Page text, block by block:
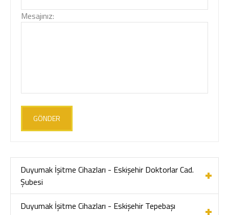
Mesajınız:
GÖNDER
Duyumak İşitme Cihazları - Eskişehir Doktorlar Cad.
Şubesi
Duyumak İşitme Cihazları - Eskişehir Tepebaşı